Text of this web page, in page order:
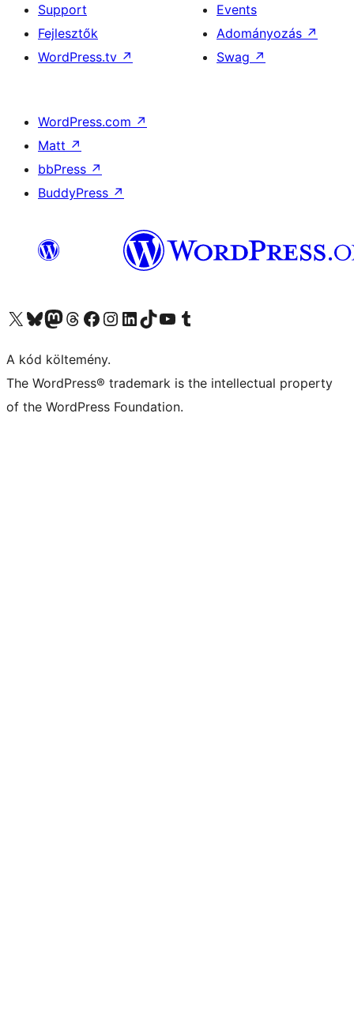
Support
Fejlesztők
WordPress.tv ↗
Events
Adományozás ↗
Swag ↗
WordPress.com ↗
Matt ↗
bbPress ↗
BuddyPress ↗
Visit our X (formerly Twitter) account
Visit our Bluesky account
Twitter csatornánk
Visit our Threads account
Facebook oldalunk megtekintése
Visit our Instagram account
Visit our LinkedIn account
Visit our TikTok account
Visit our YouTube channel
Visit our Tumblr account
A kód költemény.
The WordPress® trademark is the intellectual property
of the WordPress Foundation.